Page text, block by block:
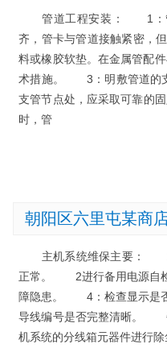
管道工程安装： 1：管道
齐，管卡与管道接触紧密，
料或橡胶软垫。在金属管配
术措施。 3：明敷管道的支
支管节点处，应采取可靠的
时，管
朝阳区六里屯某商
主机系统维保主要： 1.
正常。 2进行备用电源自
障隐患。 4：检查显示是
导线编号是否完整清晰。
机系统的分线箱元器件进行